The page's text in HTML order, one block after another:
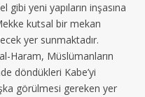
gibi yeni yapıların inşasına
kutsal bir mekan
yer sunmaktadır.
Haram, Müslümanların
döndükleri Kabe’yi
görülmesi gereken yer